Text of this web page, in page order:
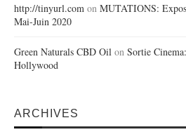
http://tinyurl.com on MUTATIONS:
Mai-Juin 2020
Green Naturals CBD Oil on Sortie
Hollywood
ARCHIVES